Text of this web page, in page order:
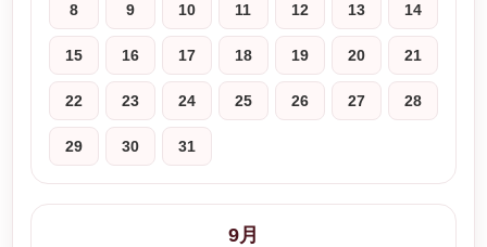
8 9 10 11 12 13 14
15 16 17 18 19 20 21
22 23 24 25 26 27 28
29 30 31
9月